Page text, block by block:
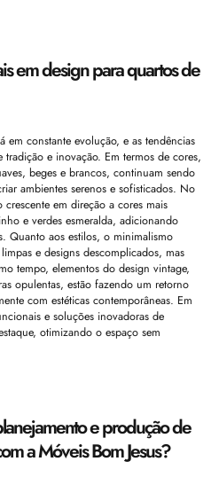
em design para quartos de
em constante evolução, e as tendências
e inovação. Em termos de cores,
beges e brancos, continuam sendo
ambientes serenos e sofisticados. No
em direção a cores mais
e verdes esmeralda, adicionando
Quanto aos estilos, o minimalismo
e designs descomplicados, mas
tempo, elementos do design vintage,
opulentas, estão fazendo um retorno
com estéticas contemporâneas. Em
e soluções inovadoras de
otimizando o espaço sem
e produção de
a Móveis Bom Jesus?